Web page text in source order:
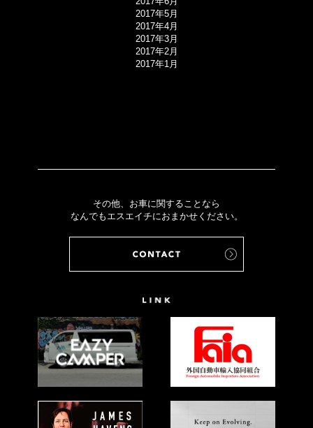
2017年5月
2017年4月
2017年3月
2017年2月
2017年1月
その他、お車に関することなら
なんでもエスエイチにおまかせください。